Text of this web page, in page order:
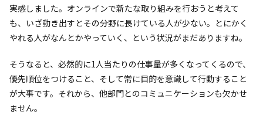
実感しました。オンラインで新たな取り組みを行おうと考えて
も、いざ動き出すとその分野に長けている人が少ない。とにかく
やれる人がなんとかやっていく、という状況がまだありますね。
そうなると、必然的に1人当たりの仕事量が多くなってくるので、
優先順位をつけること、そして常に目的を意識して行動すること
が大事です。それから、他部門とのコミュニケーションも欠かせ
ません。